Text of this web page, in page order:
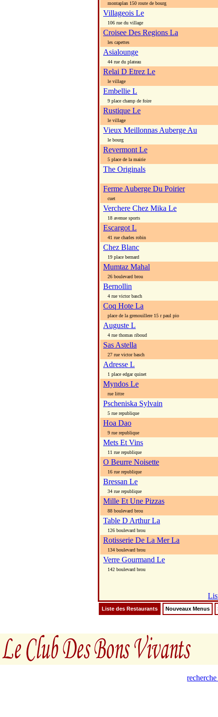
montaplan 150 route de bourg
Villageois Le
106 rue du village
Croisee Des Regions La
les capettes
Asialounge
44 rue du plateau
Relai D Etrez Le
le village
Embellie L
9 place champ de foire
Rustique Le
le village
Vieux Meillonnas Auberge Au
le bourg
Revermont Le
5 place de la mairie
The Originals
Ferme Auberge Du Poirier
cuet
Verchere Chez Mika Le
18 avenue sports
Escargot L
41 rue charles robin
Chez Blanc
19 place bernard
Mumtaz Mahal
26 boulevard brou
Bernollin
4 rue victor basch
Coq Hote La
place de la grenouillere 15 r paul pio
Auguste L
4 rue thomas riboud
Sas Astella
27 rue victor basch
Adresse L
1 place edgar quinet
Myndos Le
rue littre
Pscheniska Sylvain
5 rue republique
Hoa Dao
9 rue republique
Mets Et Vins
11 rue republique
O Beurre Noisette
16 rue republique
Bressan Le
34 rue republique
Mille Et Une Pizzas
88 boulevard brou
Table D Arthur La
126 boulevard brou
Rotisserie De La Mer La
134 boulevard brou
Verre Gourmand Le
142 boulevard brou
Liste des Restaurants Nouveaux Menus